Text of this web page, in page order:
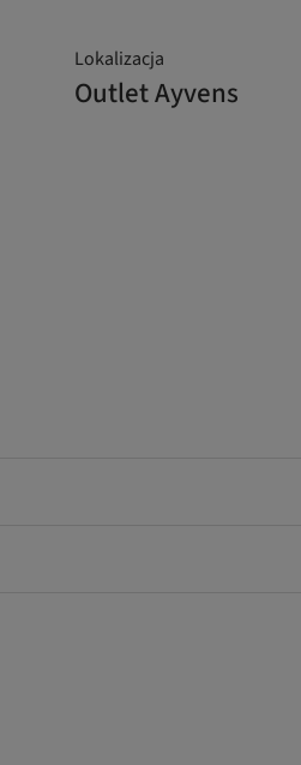
Lokalizacja
Outlet Ayvens